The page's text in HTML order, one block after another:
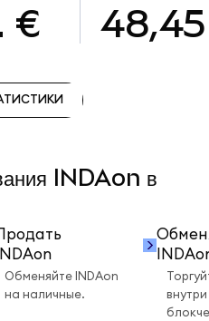
€ 48,45
INDAon в
Обменяйте INDAon
на наличные.